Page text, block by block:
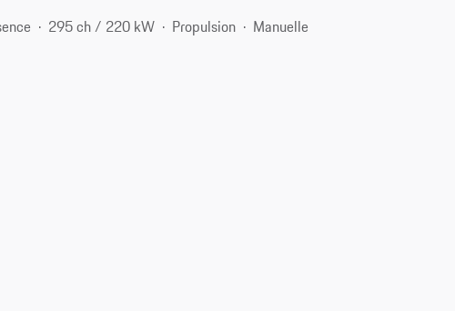
295 ch / 220 kW Propulsion
Manuelle